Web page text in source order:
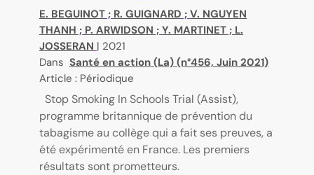
E. BEGUINOT ; R. GUIGNARD ; V. NGUYEN
THANH ; P. ARWIDSON ; Y. MARTINET ; L.
JOSSERAN | 2021
Dans Santé en action (La) (n°456, Juin 2021)
Article : Périodique
Stop Smoking In Schools Trial (Assist),
programme britannique de prévention du
tabagisme au collège qui a fait ses preuves, a
été expérimenté en France. Les premiers
résultats sont prometteurs.